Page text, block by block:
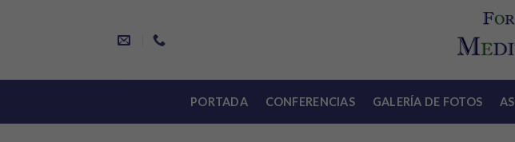
PORTADA CONFERENCIAS GALERÍA DE FOTOS